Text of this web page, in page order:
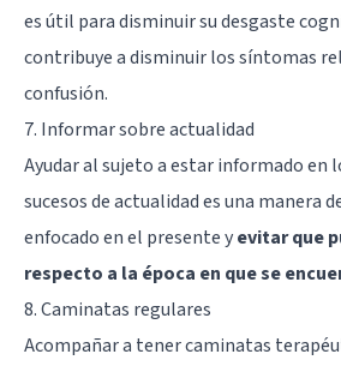
es útil para disminuir su desgaste
contribuye a disminuir los síntomas
confusión.
7. Informar sobre actualidad
Ayudar al sujeto a estar informado en
sucesos de actualidad es una manera
enfocado en el presente yevitar que
respecto a la época en que se
8. Caminatas regulares
Acompañar a tener caminatas